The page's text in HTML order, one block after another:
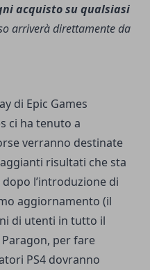
acquisto su qualsiasi
arriverà direttamente da
di Epic Games
ci ha tenuto a
verranno destinate
risultati che sta
l’introduzione di
aggiornamento (il
di utenti in tutto il
per fare
PS4 dovranno